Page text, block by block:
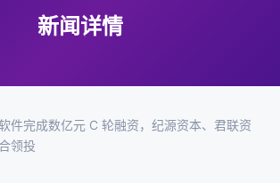
新闻详情
件完成数亿元 C 轮融资，纪源资本、君联资
领投